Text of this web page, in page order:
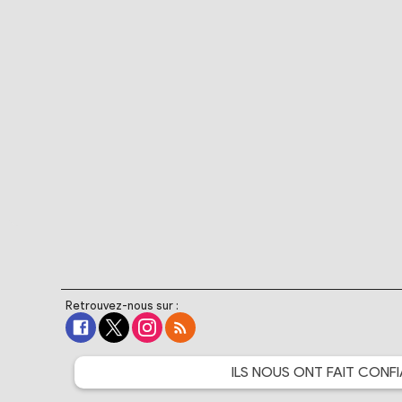
Retrouvez-nous sur :
ILS NOUS ONT FAIT